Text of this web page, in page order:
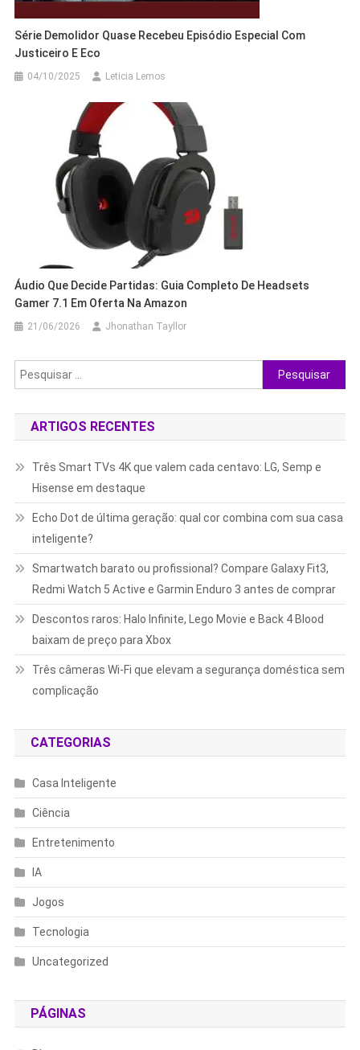
Série Demolidor Quase Recebeu Episódio Especial Com
Justiceiro E Eco
04/10/2025 Leticia Lemos
Áudio Que Decide Partidas: Guia Completo De Headsets
Gamer 7.1 Em Oferta Na Amazon
21/06/2026 Jhonathan Tayllor
Pesquisar
por:
ARTIGOS RECENTES
Três Smart TVs 4K que valem cada centavo: LG, Semp e
Hisense em destaque
Echo Dot de última geração: qual cor combina com sua casa
inteligente?
Smartwatch barato ou profissional? Compare Galaxy Fit3,
Redmi Watch 5 Active e Garmin Enduro 3 antes de comprar
Descontos raros: Halo Infinite, Lego Movie e Back 4 Blood
baixam de preço para Xbox
Três câmeras Wi-Fi que elevam a segurança doméstica sem
complicação
CATEGORIAS
Casa Inteligente
Ciência
Entretenimento
IA
Jogos
Tecnologia
Uncategorized
PÁGINAS